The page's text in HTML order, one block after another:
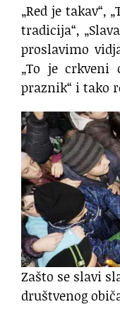
„Red je takav“,
tradicija“,
proslavimo
„To je crkveni
praznik“ i tako
Zašto se slavi
društvenog